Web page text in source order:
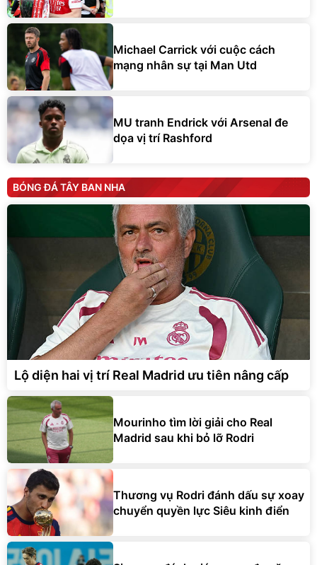
Michael Carrick với cuộc cách
mạng nhân sự tại Man Utd
MU tranh Endrick với Arsenal đe
dọa vị trí Rashford
BÓNG ĐÁ TÂY BAN NHA
Lộ diện hai vị trí Real Madrid ưu tiên nâng cấp
Mourinho tìm lời giải cho Real
Madrid sau khi bỏ lỡ Rodri
Thương vụ Rodri đánh dấu sự xoay
chuyển quyền lực Siêu kinh điển